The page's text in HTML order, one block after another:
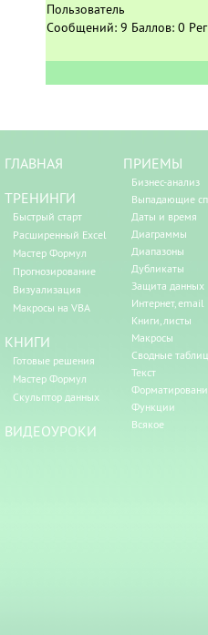
Пользователь
Сообщений: 9 Баллов: 0
ГЛАВНАЯ
ТРЕНИНГИ
Быстрый старт
Расширенный Excel
Мастер Формул
Прогнозирование
Визуализация
Макросы на VBA
КНИГИ
Готовые решения
Мастер Формул
Скульптор данных
ВИДЕОУРОКИ
ПРИЕМЫ
Бизнес-анализ
Выпадающие
Даты и время
Диаграммы
Диапазоны
Дубликаты
Защита данных
Интернет, email
Книги, листы
Макросы
Сводные
Текст
Функции
Всякое